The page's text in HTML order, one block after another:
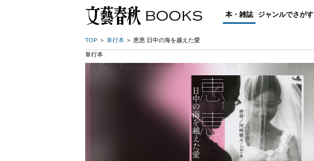
本・雑誌 ジャンルでさがす
TOP 単行本 恵恵 日中の海を越えた愛
単行本